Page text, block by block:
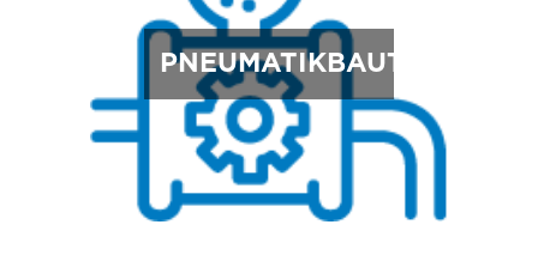
PNEUMATIKBAUTEILE